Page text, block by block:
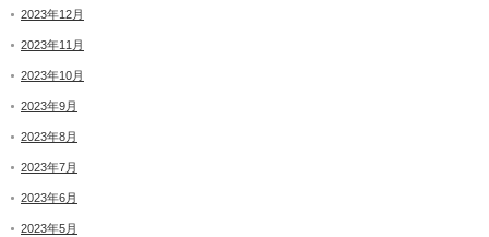
2023年12月
2023年11月
2023年10月
2023年9月
2023年8月
2023年7月
2023年6月
2023年5月